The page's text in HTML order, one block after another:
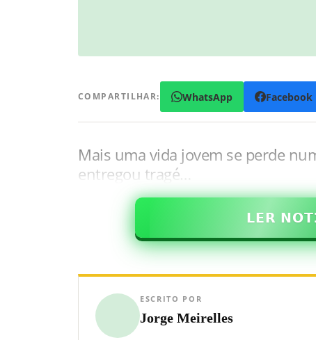
COMPARTILHAR: WhatsApp Facebook
Mais uma vida jovem se perde
entregou tragé…
𝗟𝗘𝗥
ESCRITO POR
Jorge Meirelles